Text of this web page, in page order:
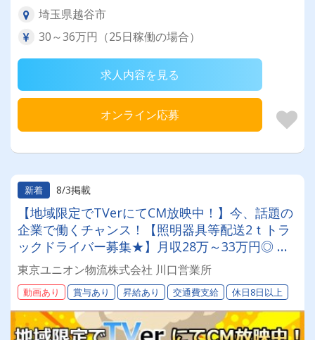
埼玉県越谷市
30～36万円（25日稼働の場合）
求人内容を見る
オンライン応募
新着 8/3掲載
【地域限定でTVerにてCM放映中！】今、話題の
企業で働くチャンス！【照明器具等配送2ｔトラ
ックドライバー募集★】月収28万～33万円◎ 賞
与年2回／昇給有／福利厚生充実／仕事量安定／
未経験歓迎◎【年間休日113日以上】連休もあり
◎プライベート充実可◎「安心・安全」で働く。
東京ユニオン物流でドライバーライフを送りませ
んか？
東京ユニオン物流株式会社 川口営業所
動画あり 賞与あり 昇給あり 交通費支給 休日8日以上